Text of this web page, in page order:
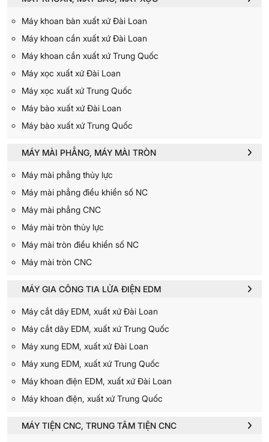
Máy khoan bàn xuất xứ Đài Loan
Máy khoan cần xuất xứ Đài Loan
Máy khoan cần xuất xứ Trung Quốc
Máy xọc xuất xứ Đài Loan
Máy xọc xuất xứ Trung Quốc
Máy bào xuất xứ Đài Loan
Máy bào xuất xứ Trung Quốc
MÁY MÀI PHẲNG, MÁY MÀI TRÒN
Máy mài phẳng thủy lực
Máy mài phẳng điều khiển số NC
Máy mài phẳng CNC
Máy mài tròn thủy lực
Máy mài tròn điều khiển số NC
Máy mài tròn CNC
MÁY GIA CÔNG TIA LỬA ĐIỆN EDM
Máy cắt dây EDM, xuất xứ Đài Loan
Máy cắt dây EDM, xuất xứ Trung Quốc
Máy xung EDM, xuất xứ Đài Loan
Máy xung EDM, xuất xứ Trung Quốc
Máy khoan điện EDM, xuất xứ Đài Loan
Máy khoan điện, xuất xứ Trung Quốc
MÁY TIỆN CNC, TRUNG TÂM TIỆN CNC